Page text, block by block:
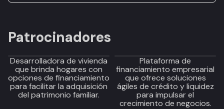
Patrocinadores
Desarrolladora de vivienda
que brinda hogares con
opciones de financiamiento
para facilitar la adquisición
del patrimonio familiar.
Plataforma de
financiamiento empresarial
que ofrece soluciones
ágiles de crédito y liquidez
para impulsar el
crecimiento de negocios.